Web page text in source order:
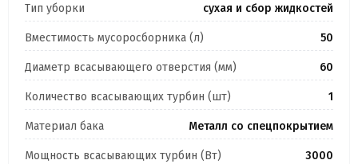
Тип уборки сухая и сбор жидкостей
Вместимость мусоросборника (л) 50
Диаметр всасывающего отверстия (мм) 60
Количество всасывающих турбин (шт) 1
Материал бака Металл со спецпокрытием
Мощность всасывающих турбин (Вт) 3000